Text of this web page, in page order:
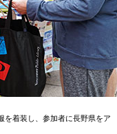
を着装し、参加者に長野県をア